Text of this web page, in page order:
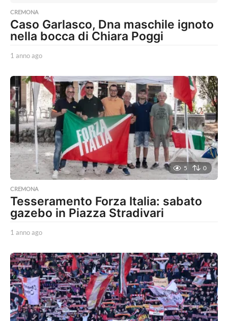
CREMONA
Caso Garlasco, Dna maschile ignoto
nella bocca di Chiara Poggi
1 anno ago
n
n
o
a
g
o
5 0
CREMONA
Tesseramento Forza Italia: sabato
gazebo in Piazza Stradivari
1 anno ago
n
n
o
a
g
o